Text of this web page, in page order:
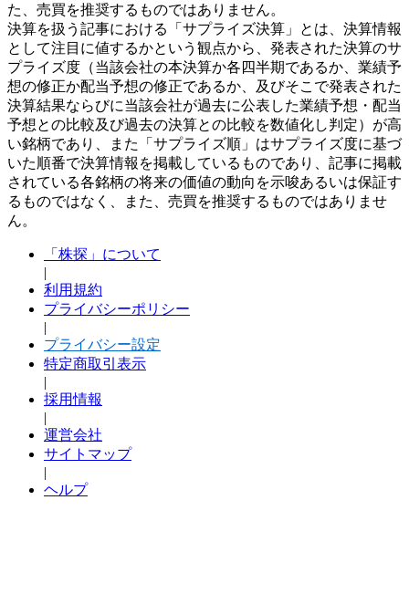
た、売買を推奨するものではありません。
決算を扱う記事における「サプライズ決算」とは、決算情報
として注目に値するかという観点から、発表された決算のサ
プライズ度（当該会社の本決算か各四半期であるか、業績予
想の修正か配当予想の修正であるか、及びそこで発表された
決算結果ならびに当該会社が過去に公表した業績予想・配当
予想との比較及び過去の決算との比較を数値化し判定）が高
い銘柄であり、また「サプライズ順」はサプライズ度に基づ
いた順番で決算情報を掲載しているものであり、記事に掲載
されている各銘柄の将来の価値の動向を示唆あるいは保証す
るものではなく、また、売買を推奨するものではありませ
ん。
「株探」について
|
利用規約
プライバシーポリシー
|
プライバシー設定
特定商取引表示
|
採用情報
|
運営会社
サイトマップ
|
ヘルプ